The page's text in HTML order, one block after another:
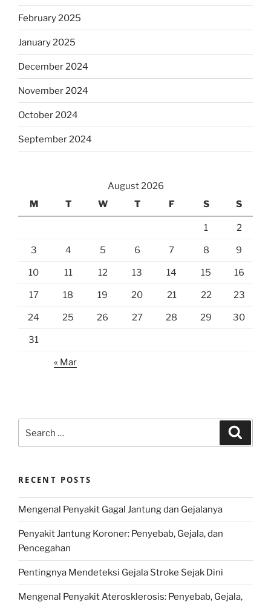
February 2025
January 2025
December 2024
November 2024
October 2024
September 2024
August 2026
M
T W T F S S
1 2
3 4 5 6 7 8 9
10 11 12 13 14 15 16
17 18 19 20 21 22 23
24 25 26 27 28 29 30
31
« Mar
for:
RECENT POSTS
Mengenal Penyakit Gagal Jantung dan Gejalanya
Penyakit Jantung Koroner: Penyebab, Gejala, dan
Pencegahan
Pentingnya Mendeteksi Gejala Stroke Sejak Dini
Mengenal Penyakit Aterosklerosis: Penyebab, Gejala,